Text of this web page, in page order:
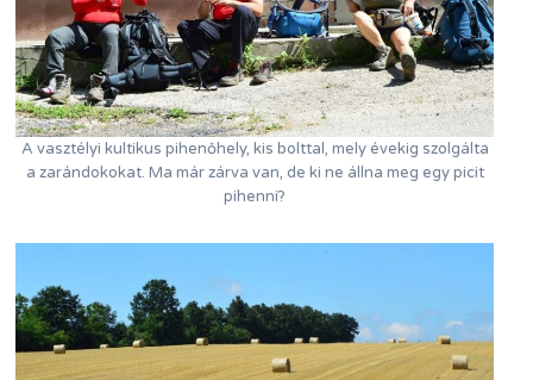
A vasztélyi kultikus pihenőhely, kis bolttal, mely évekig szolgálta
a zarándokokat. Ma már zárva van, de ki ne állna meg egy picit
pihenni?